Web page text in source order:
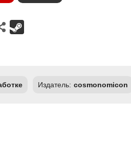
Издатель: cosmonomicon